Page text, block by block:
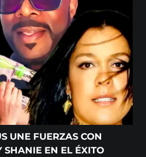
UNE FUERZAS CON
SHANIE EN EL ÉXITO